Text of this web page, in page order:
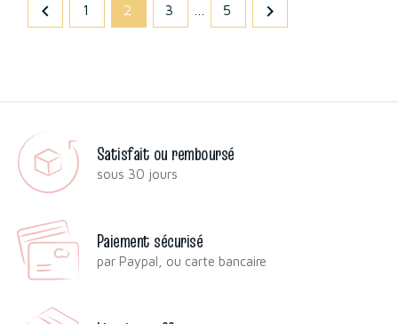
 1 2 3 5 
Satisfait ou remboursé
sous 30 jours
Paiement sécurisé
par Paypal, ou carte bancaire